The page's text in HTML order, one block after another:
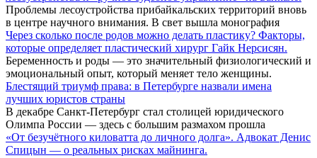
Проблемы лесоустройства прибайкальских территорий вновь
в центре научного внимания. В свет вышла монография
Через сколько после родов можно делать пластику? Факторы,
которые определяет пластический хирург Гайк Нерсисян.
Беременность и роды — это значительный физиологический и
эмоциональный опыт, который меняет тело женщины.
Блестящий триумф права: в Петербурге назвали имена
лучших юристов страны
В декабре Санкт-Петербург стал столицей юридического
Олимпа России — здесь с большим размахом прошла
«От безучётного киловатта до личного долга». Адвокат Денис
Спицын — о реальных рисках майнинга.